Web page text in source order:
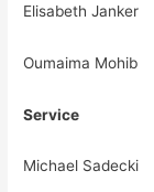
Elisabeth Janker
Oumaima Mohib
Service
Michael Sadecki